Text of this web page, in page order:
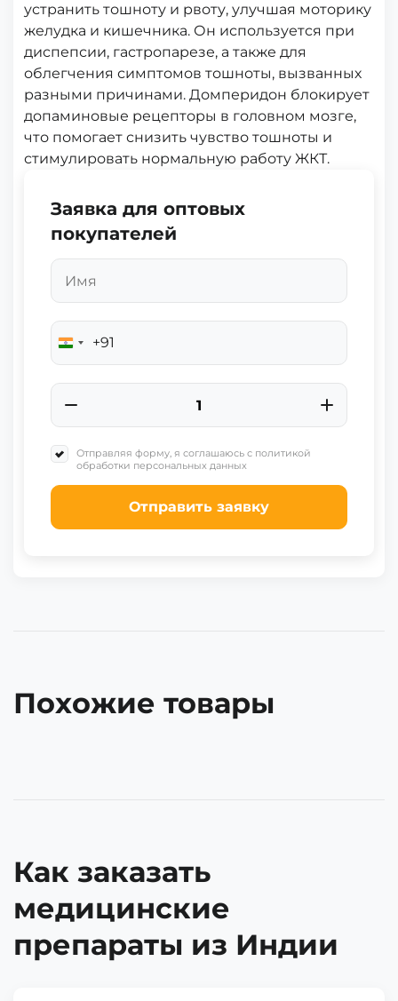
устранить тошноту и рвоту, улучшая моторику
желудка и кишечника. Он используется при
диспепсии, гастропарезе, а также для
облегчения симптомов тошноты, вызванных
разными причинами. Домперидон блокирует
допаминовые рецепторы в головном мозге,
что помогает снизить чувство тошноты и
стимулировать нормальную работу ЖКТ.
Заявка для оптовых
покупателей
India
+91
+91
Отправляя форму, я соглашаюсь с политикой
обработки персональных данных
Отправить заявку
Похожие товары
Как заказать
медицинские
препараты из Индии